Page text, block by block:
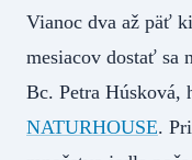
Vianoc dva až päť
mesiacov dostať sa
Bc. Petra Húsková,
NATURHOUSE.